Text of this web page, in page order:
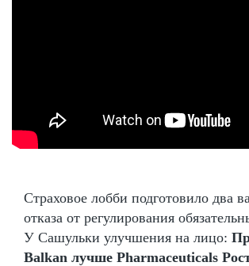
Страховое лобби подготовило два
отказа от регулирования
У Сашульки улучшения на лицо:
Balkan лучше Pharmaceuticals